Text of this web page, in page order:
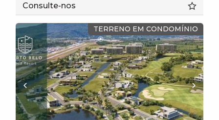
Consulte-nos
TERRENO EM CONDOMÍNIO